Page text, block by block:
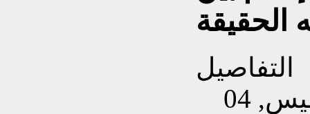
الحقيقة
التفاصيل
تم إنشاءه بتاريخ الخميس, 04